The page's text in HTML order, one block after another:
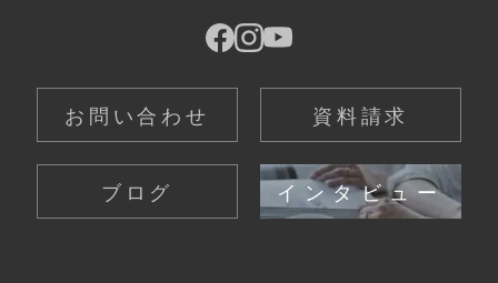
お問い合わせ 資料請求
ブログ インタビュー